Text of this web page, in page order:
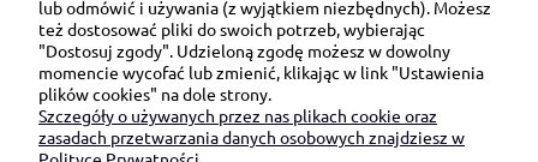
NIP: 6751510615
SKONTAKTUJ SIĘ Z NAMI:
sklep@be-happygifts.com
+48 690 172 872
lub odmówić i używania (z wyjątkiem niezbędnych). Możesz
też dostosować pliki do swoich potrzeb, wybierając
"Dostosuj zgody". Udzieloną zgodę możesz w dowolny
momencie wycofać lub zmienić, klikając w link "Ustawienia
plików cookies" na dole strony.
Szczegóły o używanych przez nas plikach cookie oraz
zasadach przetwarzania danych osobowych znajdziesz w